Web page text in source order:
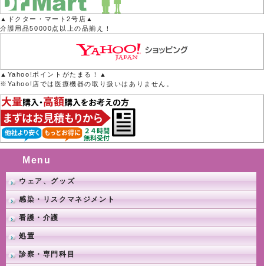
▲ドクター・マート2号店▲
介護用品50000点以上の品揃え！
▲Yahoo!ポイントがたまる！▲
※Yahoo!店では医療機器の取り扱いはありません。
Menu
ウェア、グッズ
感染・リスクマネジメント
看護・介護
処置
診察・専門科目